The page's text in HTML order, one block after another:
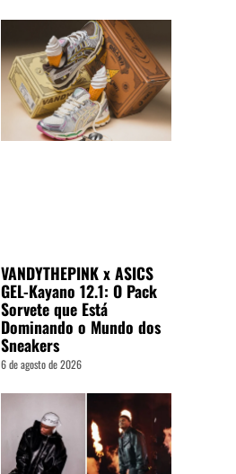
VANDYTHEPINK x ASICS
GEL-Kayano 12.1: O Pack
Sorvete que Está
Dominando o Mundo dos
Sneakers
6 de agosto de 2026